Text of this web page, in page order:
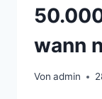
wann
Von admin